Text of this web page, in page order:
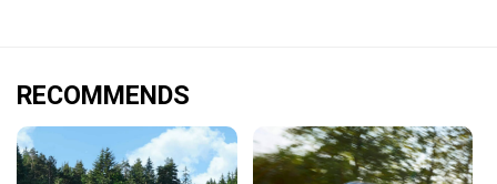
RECOMMENDS